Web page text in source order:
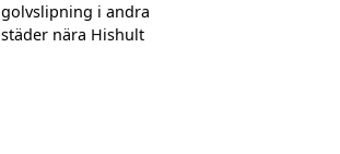
golvslipning i andra
städer nära Hishult